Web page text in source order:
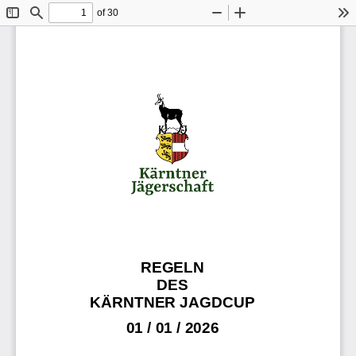
ToggleFind
of 30
Zoom
REGELN
DES
KÄRNTNER JAGDCUP
01 / 01 / 2026